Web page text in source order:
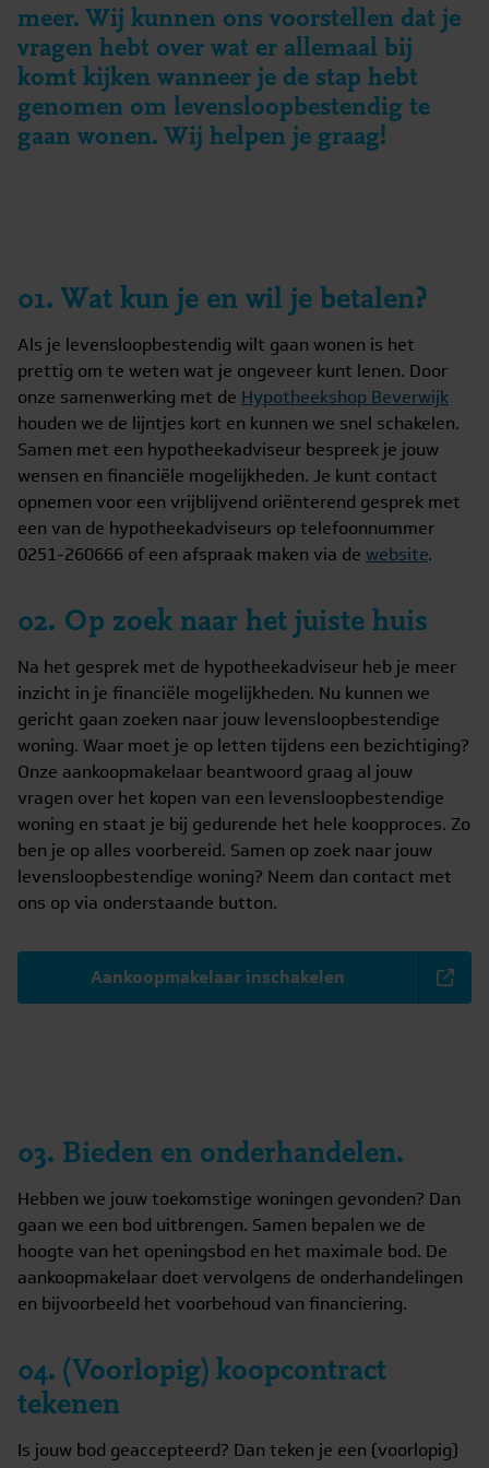
meer. Wij kunnen ons voorstellen dat je
vragen hebt over wat er allemaal bij
komt kijken wanneer je de stap hebt
genomen om levensloopbestendig te
gaan wonen. Wij helpen je graag!
01. Wat kun je en wil je betalen?
Als je levensloopbestendig wilt gaan wonen is het
prettig om te weten wat je ongeveer kunt lenen. Door
onze samenwerking met de Hypotheekshop Beverwijk
houden we de lijntjes kort en kunnen we snel schakelen.
Samen met een hypotheekadviseur bespreek je jouw
wensen en financiële mogelijkheden. Je kunt contact
opnemen voor een vrijblijvend oriënterend gesprek met
een van de hypotheekadviseurs op telefoonnummer
0251-260666 of een afspraak maken via de website.
02. Op zoek naar het juiste huis
Na het gesprek met de hypotheekadviseur heb je meer
inzicht in je financiële mogelijkheden. Nu kunnen we
gericht gaan zoeken naar jouw levensloopbestendige
woning. Waar moet je op letten tijdens een bezichtiging?
Onze aankoopmakelaar beantwoord graag al jouw
vragen over het kopen van een levensloopbestendige
woning en staat je bij gedurende het hele koopproces. Zo
ben je op alles voorbereid. Samen op zoek naar jouw
levensloopbestendige woning? Neem dan contact met
ons op via onderstaande button.
Aankoopmakelaar inschakelen
03. Bieden en onderhandelen.
Hebben we jouw toekomstige woningen gevonden? Dan
gaan we een bod uitbrengen. Samen bepalen we de
hoogte van het openingsbod en het maximale bod. De
aankoopmakelaar doet vervolgens de onderhandelingen
en bijvoorbeeld het voorbehoud van financiering.
04. (Voorlopig) koopcontract
tekenen
Is jouw bod geaccepteerd? Dan teken je een (voorlopig)